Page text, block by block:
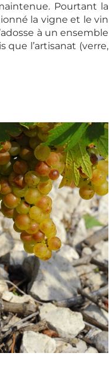
Pourtant la
la vigne et le vin
à un ensemble
l’artisanat (verre,